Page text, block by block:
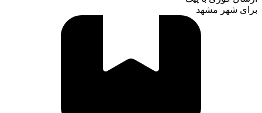
برای شهر مشهد